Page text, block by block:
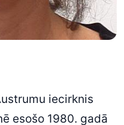
iecirknis
esošo 1980. gadā